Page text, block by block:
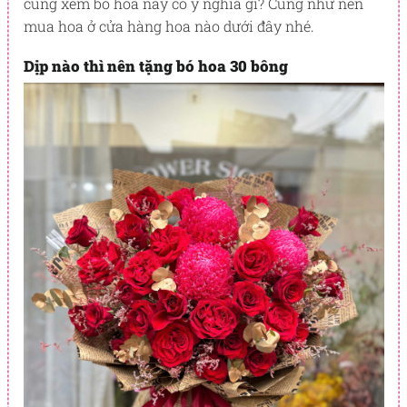
mua hoa ở cửa hàng hoa nào dưới đây nhé.
Dịp nào thì nên tặng bó hoa 30 bông